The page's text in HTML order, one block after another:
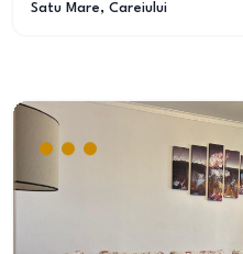
Satu Mare, Careiului